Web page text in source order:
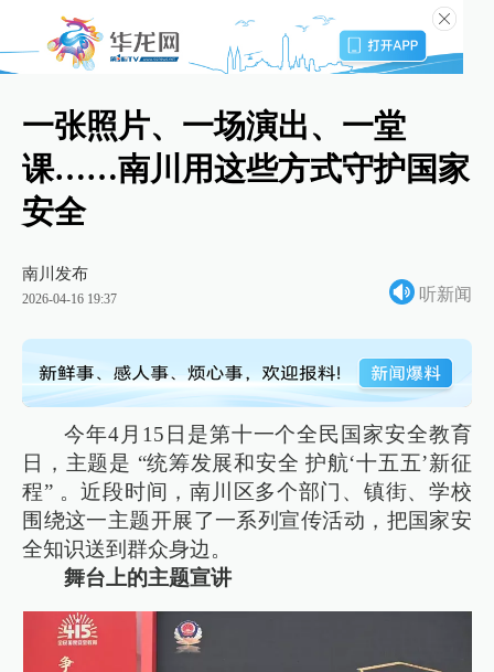
一张照片、一场演出、一堂
课……南川用这些方式守护国家
安全
南川发布
2026-04-16 19:37 听新闻
今年4月15日是第十一个全民国家安全教育
日，主题是 “统筹发展和安全 护航‘十五五’新征
程” 。近段时间，南川区多个部门、镇街、学校
围绕这一主题开展了一系列宣传活动，把国家安
全知识送到群众身边。
舞台上的主题宣讲